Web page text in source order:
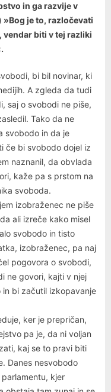
in ga razvije v
je to, razločevati
vendar biti v tej razliki
bi bil novinar, ki
A zgleda da tudi
saj o svobodi ne piše,
Tako da ne
svobodo in da je
če bi svobodo dojel iz
naznanil, da obvlada
kaže pa s prstom na
svoboda.
izobraženec ne piše
ali izreče kako misel
svobodo in tisto
izobraženec, pa naj
pogovora o svobodi,
ne govori, kajti v njej
bi začutil izkopavanje
ker je prepričan,
pa je, da ni voljan
kaj se to pravi biti
Danes nesvobodo
kjer